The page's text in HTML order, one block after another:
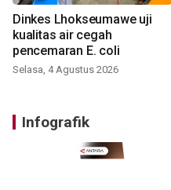
Dinkes Lhokseumawe uji
kualitas air cegah
pencemaran E. coli
Selasa, 4 Agustus 2026
Infografik